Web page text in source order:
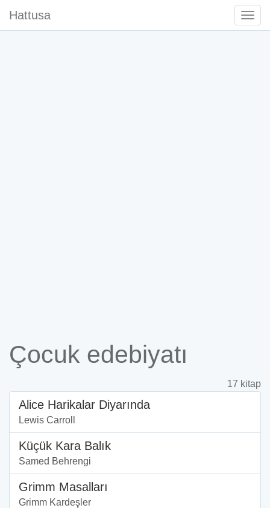
Hattusa
Çocuk edebiyatı
17 kitap
Alice Harikalar Diyarında
Lewis Carroll
Küçük Kara Balık
Samed Behrengi
Grimm Masalları
Grimm Kardeşler